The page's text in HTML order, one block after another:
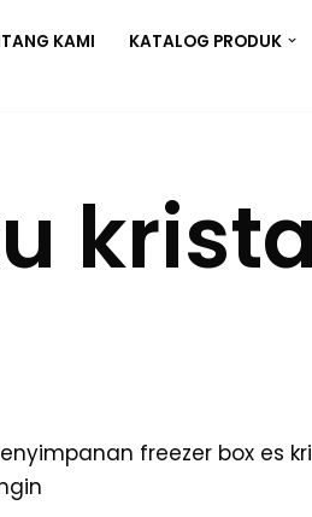
KAMI KATALOG PRODUK
freezer box es